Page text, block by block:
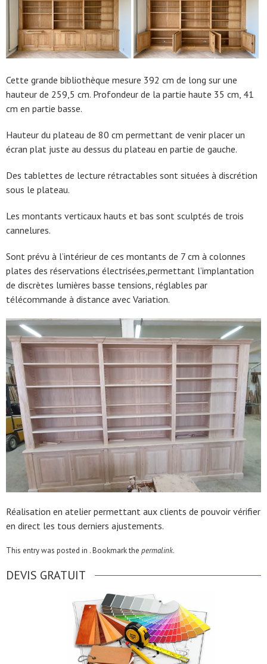
Cette grande bibliothèque mesure 392 cm de long sur une
hauteur de 259,5 cm. Profondeur de la partie haute 35 cm, 41
cm en partie basse.
Hauteur du plateau de 80 cm permettant de venir placer un
écran plat juste au dessus du plateau en partie de gauche.
Des tablettes de lecture rétractables sont situées à discrétion
sous le plateau.
Les montants verticaux hauts et bas sont sculptés de trois
cannelures.
Sont prévu à l’intérieur de ces montants de 7 cm à colonnes
plates des réservations électrisées,permettant l’implantation
de discrètes lumières basse tensions, réglables par
télécommande à distance avec Variation.
Réalisation en atelier permettant aux clients de pouvoir vérifier
en direct les tous derniers ajustements.
This entry was posted in . Bookmark the permalink.
DEVIS GRATUIT